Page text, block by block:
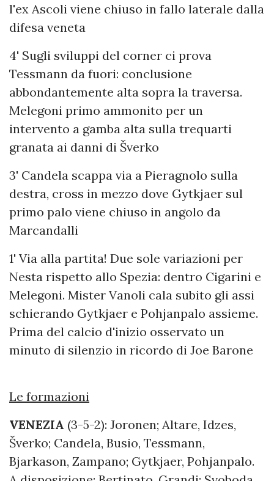
l'ex Ascoli viene chiuso in fallo laterale dalla
difesa veneta
4' Sugli sviluppi del corner ci prova
Tessmann da fuori: conclusione
abbondantemente alta sopra la traversa.
Melegoni primo ammonito per un
intervento a gamba alta sulla trequarti
granata ai danni di Šverko
3' Candela scappa via a Pieragnolo sulla
destra, cross in mezzo dove Gytkjaer sul
primo palo viene chiuso in angolo da
Marcandalli
1' Via alla partita! Due sole variazioni per
Nesta rispetto allo Spezia: dentro Cigarini e
Melegoni. Mister Vanoli cala subito gli assi
schierando Gytkjaer e Pohjanpalo assieme.
Prima del calcio d'inizio osservato un
minuto di silenzio in ricordo di Joe Barone
Le formazioni
VENEZIA (3-5-2): Joronen; Altare, Idzes,
Šverko; Candela, Busio, Tessmann,
Bjarkason, Zampano; Gytkjaer, Pohjanpalo.